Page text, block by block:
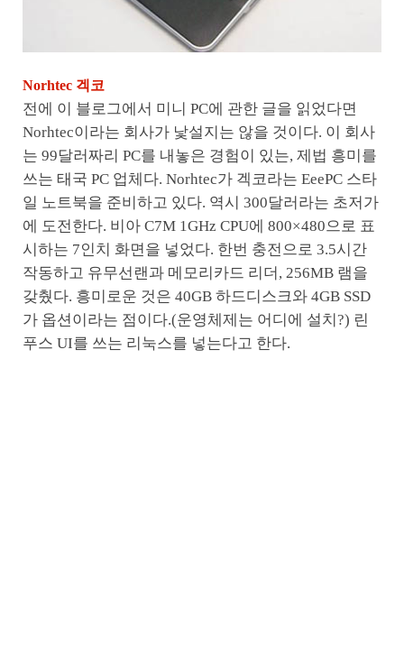
Norhtec 겍코
전에 이 블로그에서 미니 PC에 관한 글을 읽었다면
Norhtec이라는 회사가 낯설지는 않을 것이다. 이 회사
는 99달러짜리 PC를 내놓은 경험이 있는, 제법 흥미를
쓰는 태국 PC 업체다. Norhtec가 겍코라는 EeePC 스타
일 노트북을 준비하고 있다. 역시 300달러라는 초저가
에 도전한다. 비아 C7M 1GHz CPU에 800×480으로 표
시하는 7인치 화면을 넣었다. 한번 충전으로 3.5시간
작동하고 유무선랜과 메모리카드 리더, 256MB 램을
갖췄다. 흥미로운 것은 40GB 하드디스크와 4GB SSD
가 옵션이라는 점이다.(운영체제는 어디에 설치?) 린
푸스 UI를 쓰는 리눅스를 넣는다고 한다.